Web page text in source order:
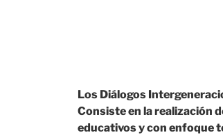
Los Diálogos
Consiste en la realización
educativos y con enfoque